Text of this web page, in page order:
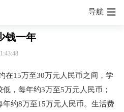
导航
钱一年
在15万至30万元人民币之间，学
，每年约3万至5万元人民币；
约8万至15万元人民币。生活费